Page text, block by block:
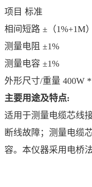
项目 标准
相间短路 ±（1%+1M）
测量电阻 ±1%
测量电容 ±1%
外形尺寸/重量 400W
主要用途及特点:
适用于测量电缆芯线
断线故障；测量电缆
容。本仪器采用电桥